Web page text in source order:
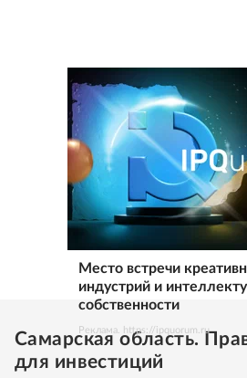
Место встречи
индустрий и
собственности
Реклама. https://ipquorum.ru
Самарская область.
для инвестиций